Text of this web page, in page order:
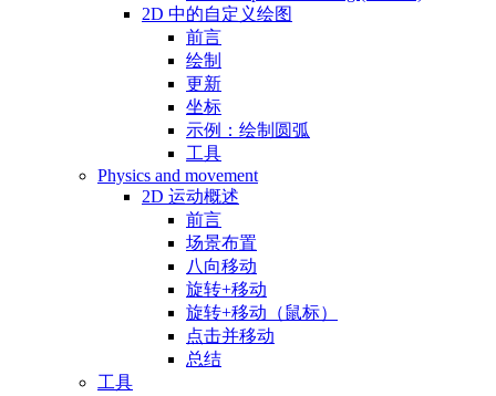
2D 中的自定义绘图
前言
绘制
更新
坐标
示例：绘制圆弧
工具
Physics and movement
2D 运动概述
前言
场景布置
八向移动
旋转+移动
旋转+移动（鼠标）
点击并移动
总结
工具